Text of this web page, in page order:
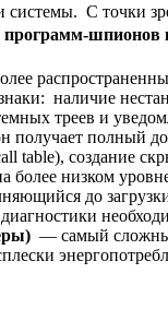
С точки
программ-шпионов
наличие
треев и
полный
создание
низком
до
— самый